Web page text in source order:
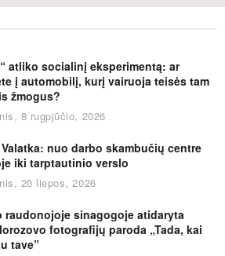
atliko socialinį eksperimentą: ar
į automobilį, kurį vairuoja teisės tam
žmogus?
8 rugpjūčio, 2026
nuo darbo skambučių centre
iki tarptautinio verslo
20 liepos, 2026
raudonojoje sinagogoje atidaryta
fotografijų paroda „Tada, kai
tave”